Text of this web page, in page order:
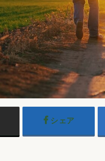
シェア